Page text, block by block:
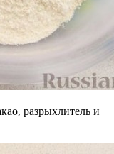
разрыхлитель и